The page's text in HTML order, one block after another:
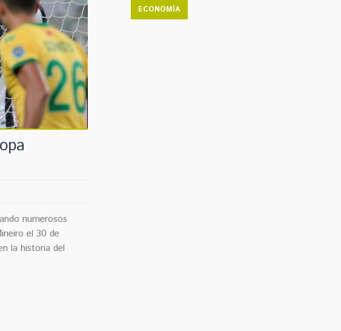
numerosos
el 30 de
la historia del
ECONOMÍA